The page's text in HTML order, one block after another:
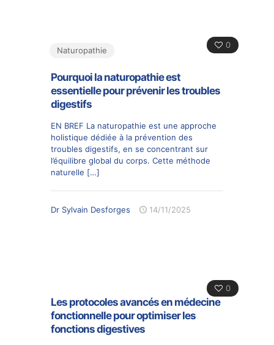
0
Naturopathie
Pourquoi la naturopathie est
essentielle pour prévenir les troubles
digestifs
EN BREF La naturopathie est une approche
holistique dédiée à la prévention des
troubles digestifs, en se concentrant sur
l’équilibre global du corps. Cette méthode
naturelle […]
Dr Sylvain Desforges 14/11/2025
0
Les protocoles avancés en médecine
fonctionnelle pour optimiser les
fonctions digestives